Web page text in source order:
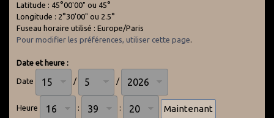
Latitude : 45°00'00" ou 45°
Longitude : 2°30'00" ou 2.5°
Fuseau horaire utilisé : Europe/Paris
Pour modifier les préférences, utiliser cette page.
Date et heure :
Date / /
Heure : :